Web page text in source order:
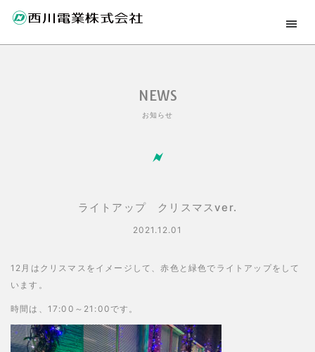
NEWS
お知らせ
ライトアップ クリスマスver.
2021.12.01
12月はクリスマスをイメージして、赤色と緑色でライトアップをして
います。
時間は、17:00～21:00です。